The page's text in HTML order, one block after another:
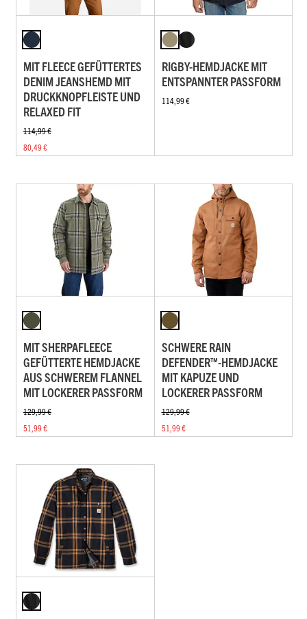
MIT FLEECE GEFÜTTERTES
DENIM JEANSHEMD MIT
DRUCKKNOPFLEISTE UND
RELAXED FIT
114,99 €
80,49 €
RIGBY-HEMDJACKE MIT
ENTSPANNTER PASSFORM
114,99 €
MIT SHERPAFLEECE
GEFÜTTERTE HEMDJACKE
AUS SCHWEREM FLANNEL
MIT LOCKERER PASSFORM
129,99 €
51,99 €
SCHWERE RAIN
DEFENDER™-HEMDJACKE
MIT KAPUZE UND
LOCKERER PASSFORM
129,99 €
51,99 €